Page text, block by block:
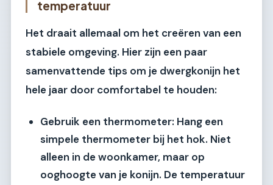
temperatuur
Het draait allemaal om het creëren van een
stabiele omgeving. Hier zijn een paar
samenvattende tips om je dwergkonijn het
hele jaar door comfortabel te houden:
Gebruik een thermometer: Hang een
simpele thermometer bij het hok. Niet
alleen in de woonkamer, maar op
ooghoogte van je konijn. De temperatuur